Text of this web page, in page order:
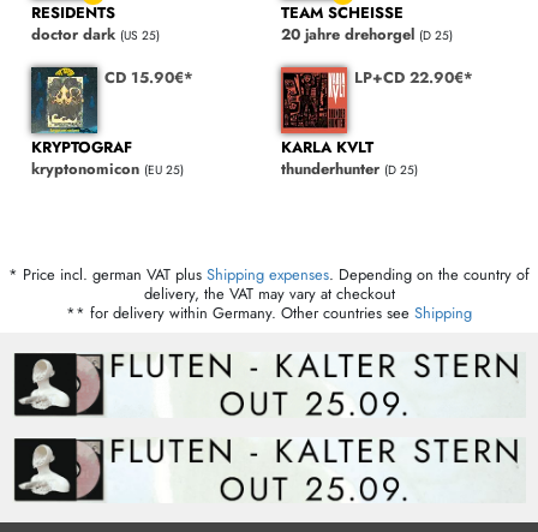
RESIDENTS
doctor dark (US 25)
TEAM SCHEISSE
20 jahre drehorgel (D 25)
CD 15.90€*
KRYPTOGRAF
kryptonomicon (EU 25)
LP+CD 22.90€*
KARLA KVLT
thunderhunter (D 25)
* Price incl. german VAT plus Shipping expenses. Depending on the country of
delivery, the VAT may vary at checkout
** for delivery within Germany. Other countries see Shipping